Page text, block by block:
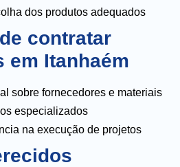
dos produtos adequados
contratar
Itanhaém
sobre fornecedores e materiais
especializados
na execução de projetos